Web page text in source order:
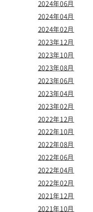
2024年06月
2024年04月
2024年02月
2023年12月
2023年10月
2023年08月
2023年06月
2023年04月
2023年02月
2022年12月
2022年10月
2022年08月
2022年06月
2022年04月
2022年02月
2021年12月
2021年10月